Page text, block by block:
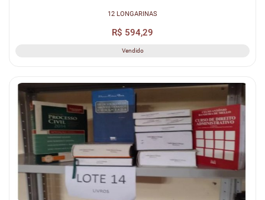
12 LONGARINAS
R$ 594,29
Vendido